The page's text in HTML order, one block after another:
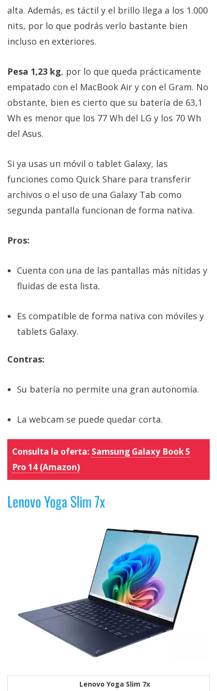
alta. Además, es táctil y el brillo llega a los 1.000
nits, por lo que podrás verlo bastante bien
incluso en exteriores.
Pesa 1,23 kg, por lo que queda prácticamente
empatado con el MacBook Air y con el Gram. No
obstante, bien es cierto que su batería de 63,1
Wh es menor que los 77 Wh del LG y los 70 Wh
del Asus.
Si ya usas un móvil o tablet Galaxy, las
funciones como Quick Share para transferir
archivos o el uso de una Galaxy Tab como
segunda pantalla funcionan de forma nativa.
Pros:
Cuenta con una de las pantallas más nítidas y
fluidas de esta lista.
Es compatible de forma nativa con móviles y
tablets Galaxy.
Contras:
Su batería no permite una gran autonomía.
La webcam se puede quedar corta.
Consulta la oferta: Samsung Galaxy Book 5
Pro 14 (Amazon)
Lenovo Yoga Slim 7x
Lenovo Yoga Slim 7x